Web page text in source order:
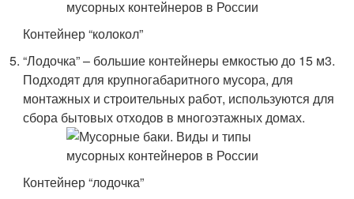
Контейнер “колокол”
“Лодочка” – большие контейнеры емкостью до 15 м3.
Подходят для крупногабаритного мусора, для
монтажных и строительных работ, используются для
сбора бытовых отходов в многоэтажных домах.
Контейнер “лодочка”